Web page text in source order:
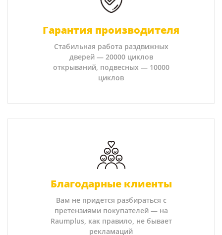
Гарантия производителя
Стабильная работа раздвижных
дверей — 20000 циклов
открываний, подвесных — 10000
циклов
Благодарные клиенты
Вам не придется разбираться с
претензиями покупателей — на
Raumplus, как правило, не бывает
рекламаций